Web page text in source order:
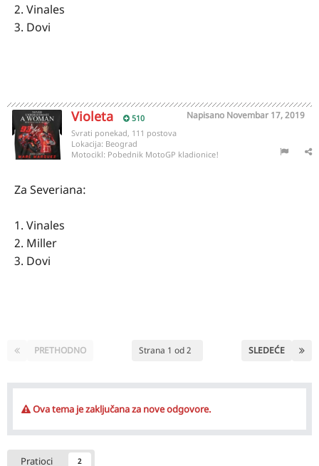
2. Vinales
3. Dovi
Violeta 510 Napisano Novembar 17, 2019
Svrati ponekad, 111 postova
Lokacija: Beograd
Motocikl: Pobednik MotoGP kladionice!
Za Severiana:
1. Vinales
2. Miller
3. Dovi
PRETHODNO SLEDEĆE
Strana 1 od 2
Ova tema je zaključana za nove odgovore.
Pratioci 2